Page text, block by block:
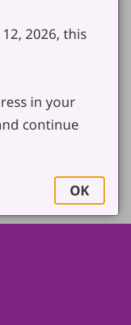
2026, this
in your
continue
OK